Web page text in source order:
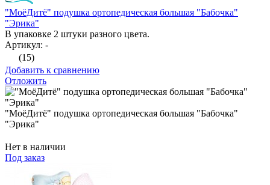
"МоёДитё" подушка ортопедическая большая "Бабочка"
"Эрика"
В упаковке 2 штуки разного цвета.
Артикул: -
(15)
Добавить к сравнению
Отложить
"МоёДитё" подушка ортопедическая большая "Бабочка"
"Эрика"
Нет в наличии
Под заказ